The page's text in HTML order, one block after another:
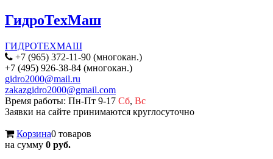
ГидроТехМаш
ГИДРОТЕХМАШ
+7 (965) 372-11-90 (многокан.)
+7 (495) 926-38-84 (многокан.)
gidro2000@mail.ru
zakazgidro2000@gmail.com
Время работы: Пн-Пт 9-17 Сб, Вс
Заявки на сайте принимаются круглосуточно
Корзина0 товаров
на сумму 0 руб.